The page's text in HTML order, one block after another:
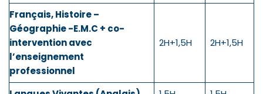
Français, Histoire –
Géographie -E.M.C + co-
intervention avec
l’enseignement
professionnel
2H+1,5H 2H+1,5H